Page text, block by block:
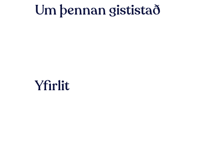
Um þennan gististað
Yfirlit